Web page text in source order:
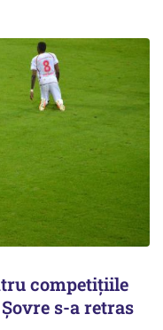
competiţiile
s-a retras